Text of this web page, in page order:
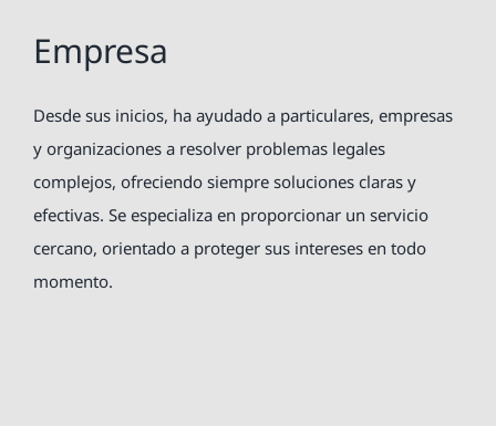
Nosotros
Servicios a empresas
Blog
Empresa
Desde sus inicios, ha ayudado a particulares, empresas
y organizaciones a resolver problemas legales
complejos, ofreciendo siempre soluciones claras y
efectivas. Se especializa en proporcionar un servicio
cercano, orientado a proteger sus intereses en todo
momento.